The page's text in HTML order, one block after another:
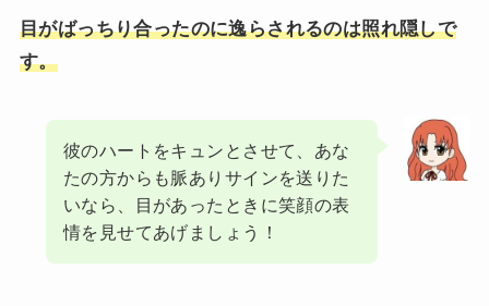
目がばっちり合ったのに逸らされるのは照れ隠しで
す。
彼のハートをキュンとさせて、あな
たの方からも脈ありサインを送りた
いなら、目があったときに笑顔の表
情を見せてあげましょう！